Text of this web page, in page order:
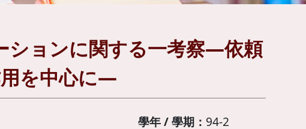
ションに関する一考察―依頼
を中心に―
學年 / 學期： 94-2